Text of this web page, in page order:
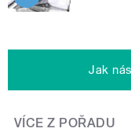
Jak
VÍCE Z POŘADU